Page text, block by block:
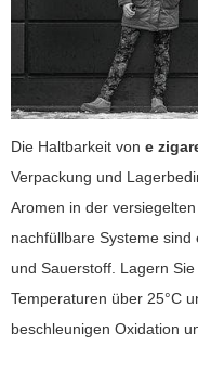
Die Haltbarkeit von e
Verpackung und
Aromen in der
nachfüllbare Systeme
und Sauerstoff. Lagern
Temperaturen über 25°C
beschleunigen Oxidation